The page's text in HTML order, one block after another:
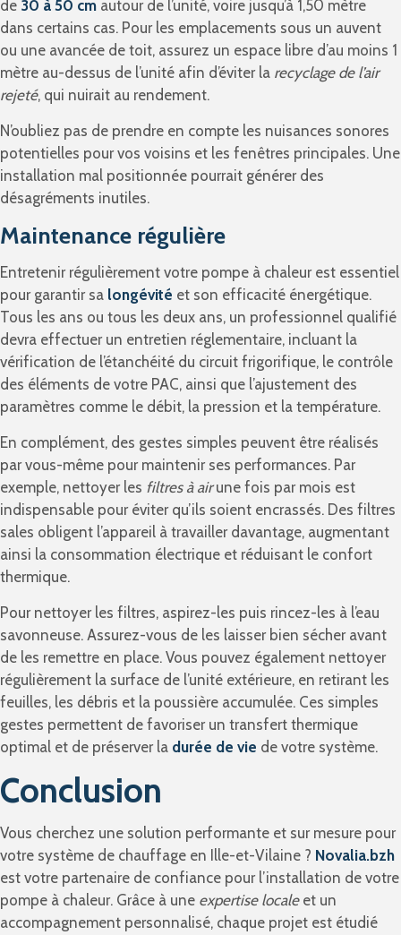
de 30 à 50 cm autour de l’unité, voire jusqu’à 1,50 mètre
dans certains cas. Pour les emplacements sous un auvent
ou une avancée de toit, assurez un espace libre d’au moins 1
mètre au-dessus de l’unité afin d’éviter la recyclage de l’air
rejeté, qui nuirait au rendement.
N’oubliez pas de prendre en compte les nuisances sonores
potentielles pour vos voisins et les fenêtres principales. Une
installation mal positionnée pourrait générer des
désagréments inutiles.
Maintenance régulière
Entretenir régulièrement votre pompe à chaleur est essentiel
pour garantir sa longévité et son efficacité énergétique.
Tous les ans ou tous les deux ans, un professionnel qualifié
devra effectuer un entretien réglementaire, incluant la
vérification de l’étanchéité du circuit frigorifique, le contrôle
des éléments de votre PAC, ainsi que l’ajustement des
paramètres comme le débit, la pression et la température.
En complément, des gestes simples peuvent être réalisés
par vous-même pour maintenir ses performances. Par
exemple, nettoyer les filtres à airune fois par mois est
indispensable pour éviter qu’ils soient encrassés. Des filtres
sales obligent l’appareil à travailler davantage, augmentant
ainsi la consommation électrique et réduisant le confort
thermique.
Pour nettoyer les filtres, aspirez-les puis rincez-les à l’eau
savonneuse. Assurez-vous de les laisser bien sécher avant
de les remettre en place. Vous pouvez également nettoyer
régulièrement la surface de l’unité extérieure, en retirant les
feuilles, les débris et la poussière accumulée. Ces simples
gestes permettent de favoriser un transfert thermique
optimal et de préserver la durée de vie de votre système.
Conclusion
Vous cherchez une solution performante et sur mesure pour
votre système de chauffage en Ille-et-Vilaine ? Novalia.bzh
est votre partenaire de confiance pour l’installation de votre
pompe à chaleur. Grâce à une expertise localeet un
accompagnement personnalisé, chaque projet est étudié